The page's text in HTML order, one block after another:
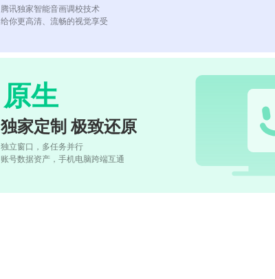
腾讯独家智能音画调校技术
给你更高清、流畅的视觉享受
原生
独家定制 极致还原
独立窗口，多任务并行
账号数据资产，手机电脑跨端互通